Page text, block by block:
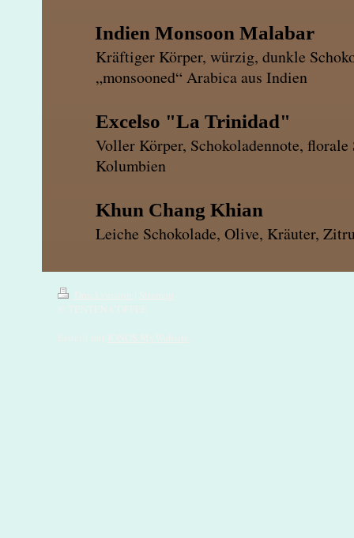
Indien Monsoon Malabar
Kräftiger Körper, würzig, dunkle
„monsooned“ Arabica aus Indien
Excelso "La
Voller Körper, Schokoladennote, florale
Kolumbien
Khun Chang Khian
Leiche Schokolade, Olive, Kräuter,